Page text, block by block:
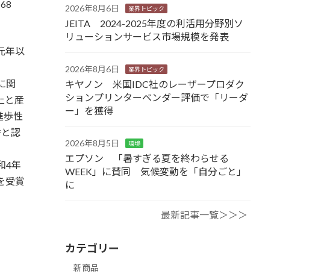
年以
関
と産
歩性
認
4年
受賞
2026年8月6日 業界トピック
JEITA 2024-2025年度の利活用分野別ソ
リューションサービス市場規模を発表
2026年8月6日 業界トピック
キヤノン 米国IDC社のレーザープロダク
ションプリンターベンダー評価で「リーダ
ー」を獲得
2026年8月5日 環境
エプソン 「暑すぎる夏を終わらせる
WEEK」に賛同 気候変動を「自分ごと」
に
最新記事一覧＞＞＞
カテゴリー
新商品